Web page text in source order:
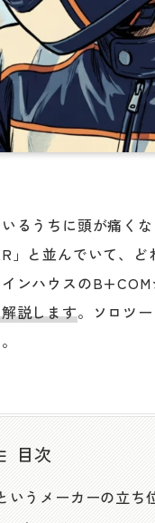
るうちに頭が痛くな
と並んでいて、
ンハウスの
説します。ソロツ
目次
いうメーカーの立ち